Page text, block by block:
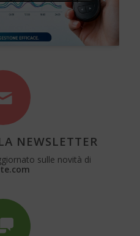
NEWSLETTER
sulle novità di